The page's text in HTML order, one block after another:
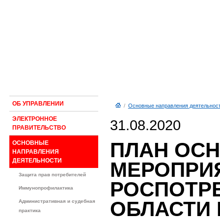
ОБ УПРАВЛЕНИИ
ЭЛЕКТРОННОЕ
ПРАВИТЕЛЬСТВО
ОСНОВНЫЕ
НАПРАВЛЕНИЯ
ДЕЯТЕЛЬНОСТИ
Защита прав потребителей
Иммунопрофилактика
Административная и судебная
практика
/ Основные направления
31.08.2020
ПЛАН
ОБЛАСТИ